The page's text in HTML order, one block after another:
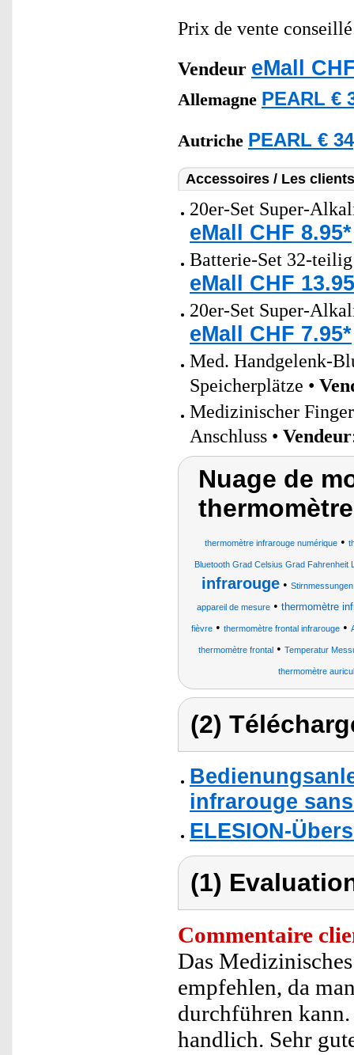
Prix de vente
Vendeur eMall
Allemagne PEARL €
Autriche PEARL €
Accessoires / Les
20er-Set Super-
eMall CHF 8.95*
Batterie-Set 32-
eMall CHF
20er-Set Super-
eMall CHF 7.95*
Med. Handgelenk-
Speicherplätze •
Medizinischer
Anschluss • Vendeur
Nuage de
thermomètre infrarouge numérique•
Bluetooth Grad Celsius Grad Fahrenheit
infrarouge •
appareil de mesure• thermomètre
fièvre • thermomètre frontal infrarouge •
thermomètre frontal • Temperatur
thermomètre
(2)
infrarouge
ELESION-
(1)
Commentaire
Das
empfehlen, da
durchführen
handlich. Sehr